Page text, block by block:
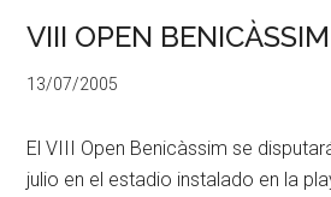
VIII OPEN BENICÀSSIM
13/07/2005
El VIII Open Benicàssim se
julio en el estadio instalado en la